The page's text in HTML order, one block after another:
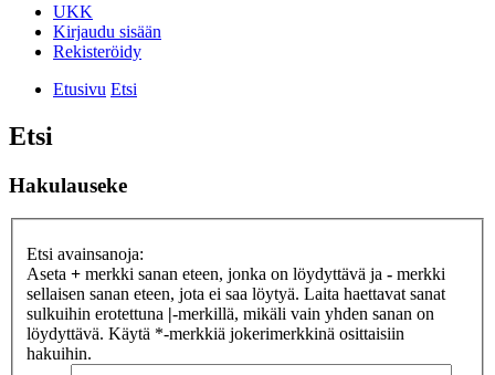
UKK
Kirjaudu sisään
Rekisteröidy
Etusivu Etsi
Etsi
Hakulauseke
Etsi avainsanoja:
Aseta + merkki sanan eteen, jonka on löydyttävä ja - merkki
sellaisen sanan eteen, jota ei saa löytyä. Laita haettavat sanat
sulkuihin erotettuna |-merkillä, mikäli vain yhden sanan on
löydyttävä. Käytä *-merkkiä jokerimerkkinä osittaisiin
hakuihin.